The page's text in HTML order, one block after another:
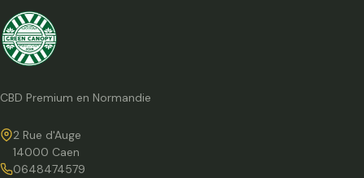
CBD Premium en Normandie
2 Rue d'Auge
14000 Caen
0648474579